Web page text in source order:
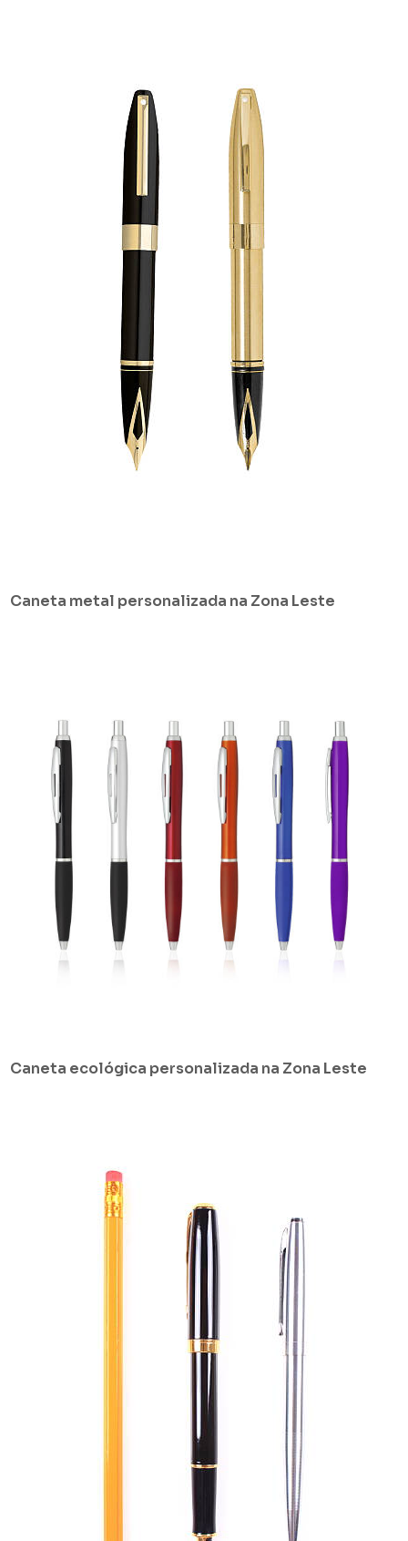
Caneta metal personalizada na Zona Leste
Caneta ecológica personalizada na Zona Leste